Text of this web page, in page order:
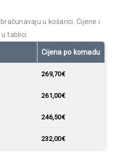
u košarici. Cijene i
tablici.
Cijena po komadu
269,70€
261,00€
246,50€
232,00€